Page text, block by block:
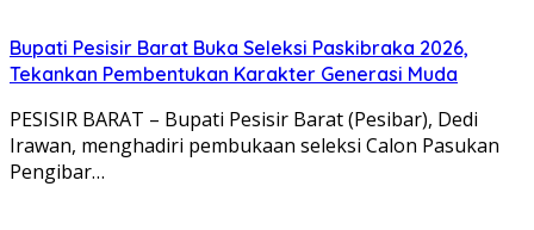
Bupati Pesisir Barat Buka Seleksi Paskibraka 2026,
Tekankan Pembentukan Karakter Generasi Muda
PESISIR BARAT – Bupati Pesisir Barat (Pesibar), Dedi
Irawan, menghadiri pembukaan seleksi Calon Pasukan
Pengibar…